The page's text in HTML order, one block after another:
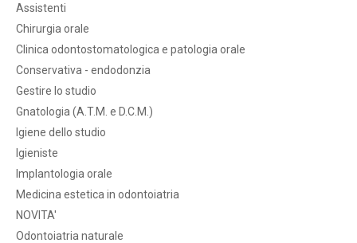
Assistenti
Chirurgia orale
Clinica odontostomatologica e patologia orale
Conservativa - endodonzia
Gestire lo studio
Gnatologia (A.T.M. e D.C.M.)
Igiene dello studio
Igieniste
Implantologia orale
Medicina estetica in odontoiatria
NOVITA'
Odontoiatria naturale